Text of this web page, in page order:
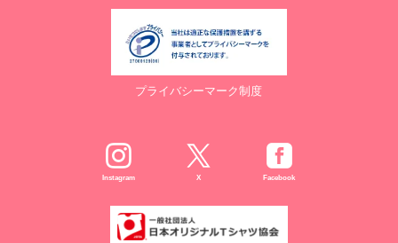
７. 個人情報の提供の任意性と提供されない場合に起こりうる影響
８. Cookie（クッキー）等の利用について
当社のウェブサイトでは、お客様に適したサービスや情報、広告等
を提供する目的のため、Cookie（クッキー）及びそれに類する技
プライバシーマーク制度
Instagram X Facebook